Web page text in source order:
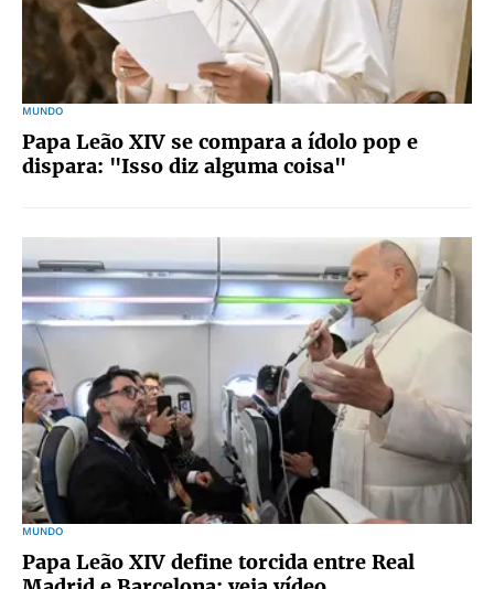
MUNDO
Papa Leão XIV se compara a ídolo pop e
dispara: "Isso diz alguma coisa"
MUNDO
Papa Leão XIV define torcida entre Real